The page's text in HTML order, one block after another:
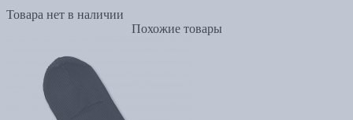
Товара нет в наличии
Похожие товары